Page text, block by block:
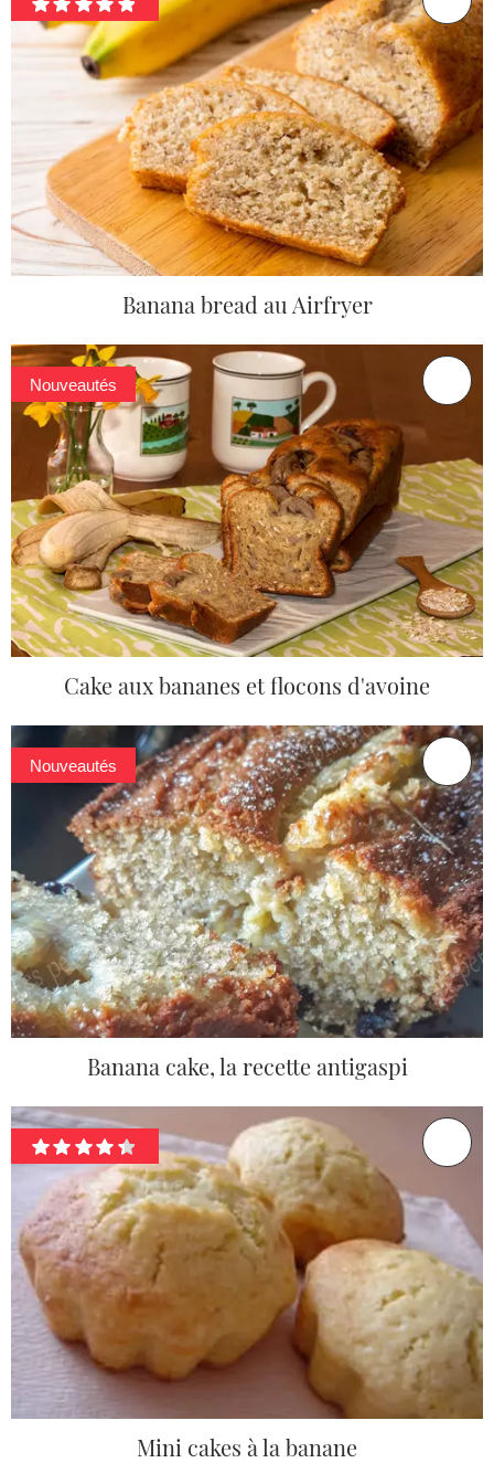
Banana bread au Airfryer
Nouveautés
Cake aux bananes et flocons d'avoine
Nouveautés
Banana cake, la recette antigaspi
Mini cakes à la banane